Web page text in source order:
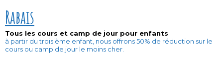
Rabais
Tous les cours et camp de jour pour enfants
à partir du troisième enfant, nous offrons 50% de réduction sur le
cours ou camp de jour le moins cher.